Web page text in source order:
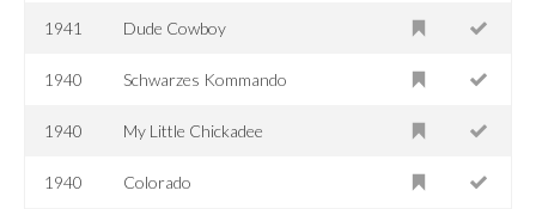
1941 Dude Cowboy
1940 Schwarzes Kommando
1940 My Little Chickadee
1940 Colorado